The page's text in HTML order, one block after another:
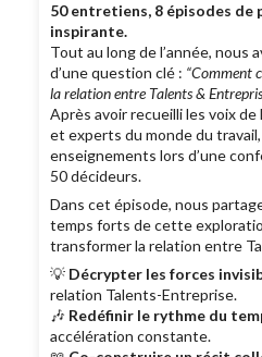
50 entretiens, 8 épisodes de
inspirante.
Tout au long de l’année, nous
d’une question clé : “Comment
la relation entre Talents &
Après avoir recueilli les voix
et experts du monde du
enseignements lors d’une
50 décideurs.
Dans cet épisode, nous
temps forts de cette
transformer la relation entre
💡 Décrypter les forces
relation Talents-Entreprise.
🎶 Redéfinir le rythme du
accélération constante.